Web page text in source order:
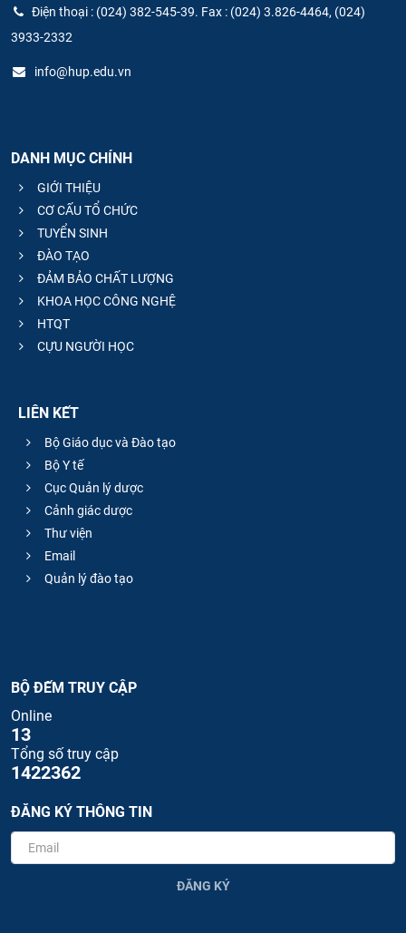
Điện thoại : (024) 382-545-39. Fax : (024) 3.826-4464, (024)
3933-2332
info@hup.edu.vn
DANH MỤC CHÍNH
GIỚI THIỆU
CƠ CẤU TỔ CHỨC
TUYỂN SINH
ĐÀO TẠO
ĐẢM BẢO CHẤT LƯỢNG
KHOA HỌC CÔNG NGHỆ
HTQT
CỰU NGƯỜI HỌC
LIÊN KẾT
Bộ Giáo dục và Đào tạo
Bộ Y tế
Cục Quản lý dược
Cảnh giác dược
Thư viện
Email
Quản lý đào tạo
BỘ ĐẾM TRUY CẬP
Online
13
Tổng số truy cập
1422362
ĐĂNG KÝ THÔNG TIN
ĐĂNG KÝ